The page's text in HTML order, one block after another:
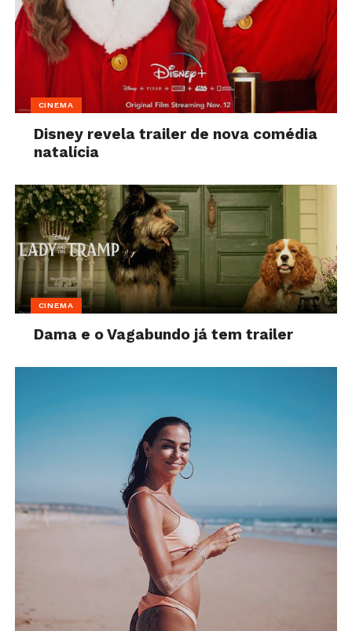
CINEMA
Disney revela trailer de nova comédia
natalícia
CINEMA
Dama e o Vagabundo já tem trailer